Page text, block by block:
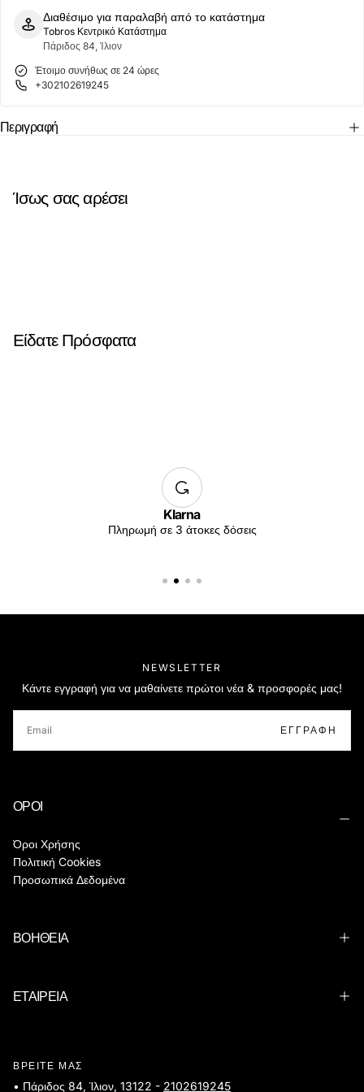
Μαύρο
Μαύρο
Διαθέσιμο για παραλαβή από το κατάστημα
Tobros Κεντρικό Κατάστημα
Πάριδος 84, Ίλιον
Έτοιμο συνήθως σε 24 ώρες
+302102619245
Περιγραφή
Ίσως σας αρέσει
Είδατε Πρόσφατα
Klarna
Πληρωμή σε 3 άτοκες δόσεις
NEWSLETTER
Κάντε εγγραφή για να μαθαίνετε πρώτοι νέα & προσφορές μας!
ΕΓΓΡΑΦΉ
ΟΡΟΙ
Όροι Χρήσης
Πολιτική Cookies
Προσωπικά Δεδομένα
ΒΟΗΘΕΙΑ
ΕΤΑΙΡΕΙΑ
ΒΡΕΙΤΕ ΜΑΣ
• Πάριδος 84, Ίλιον, 13122 - 2102619245